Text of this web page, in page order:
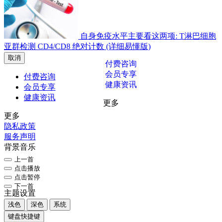
自身免疫水平主要看这两项: T淋巴细胞
亚群检测 CD4/CD8 绝对计数 (详细易懂版)
取消
付费咨询
付费咨询
会员专享
会员专享
健康资讯
健康资讯
更多
更多
隐私政策
服务声明
背景音乐
上一首
点击播放
点击暂停
下一首
主题设置
浅色 深色
系统
键盘快捷键